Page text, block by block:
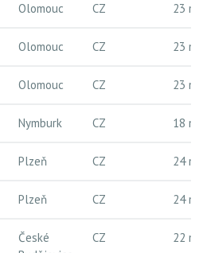
Olomouc CZ 23 m
Olomouc CZ 23 m
Olomouc CZ 23 m
Nymburk CZ 18 m
Plzeň CZ 24 m
Plzeň CZ 24 m
České
CZ 22 m